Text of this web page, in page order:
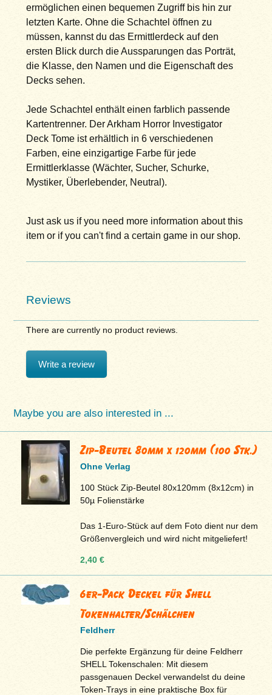
ermöglichen einen bequemen Zugriff bis hin zur
letzten Karte. Ohne die Schachtel öffnen zu
müssen, kannst du das Ermittlerdeck auf den
ersten Blick durch die Aussparungen das Porträt,
die Klasse, den Namen und die Eigenschaft des
Decks sehen.
Jede Schachtel enthält einen farblich passende
Kartentrenner. Der Arkham Horror Investigator
Deck Tome ist erhältlich in 6 verschiedenen
Farben, eine einzigartige Farbe für jede
Ermittlerklasse (Wächter, Sucher, Schurke,
Mystiker, Überlebender, Neutral).
Just ask us if you need more information about this
item or if you can't find a certain game in our shop.
Reviews
There are currently no product reviews.
Write a review
Maybe you are also interested in ...
Zip-Beutel 80mm x 120mm (100 Stk.)
Ohne Verlag
100 Stück Zip-Beutel 80x120mm (8x12cm) in
50µ Folienstärke
Das 1-Euro-Stück auf dem Foto dient nur dem
Größenvergleich und wird nicht mitgeliefert!
2,40 €
6er-Pack Deckel für Shell
Tokenhalter/Schälchen
Feldherr
Die perfekte Ergänzung für deine Feldherr
SHELL Tokenschalen: Mit diesem
passgenauen Deckel verwandelst du deine
Token-Trays in eine praktische Box für